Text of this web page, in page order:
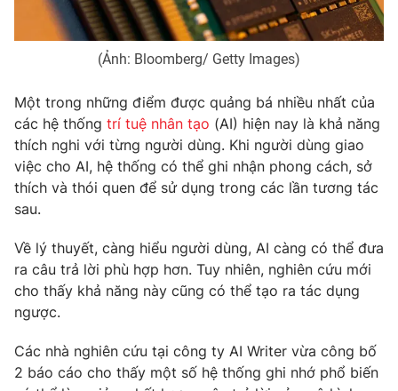
Giải sao mai
Làm đẹp
Chất lượng cuộc sống
Giáo dục
Tuyển sinh
Hitech Công nghệ tương lai
Sản phẩm
Thị trường
Tư vấn
Giao lưu trực tuyến
Lịch phát sóng
Emagazine Podcast
Photo
Video Shorts video
(Ảnh: Bloomberg/ Getty Images)
Một trong những điểm được quảng bá nhiều nhất của
các hệ thống trí tuệ nhân tạo (AI) hiện nay là khả năng
thích nghi với từng người dùng. Khi người dùng giao
việc cho AI, hệ thống có thể ghi nhận phong cách, sở
thích và thói quen để sử dụng trong các lần tương tác
sau.
Về lý thuyết, càng hiểu người dùng, AI càng có thể đưa
ra câu trả lời phù hợp hơn. Tuy nhiên, nghiên cứu mới
cho thấy khả năng này cũng có thể tạo ra tác dụng
ngược.
Các nhà nghiên cứu tại công ty AI Writer vừa công bố
2 báo cáo cho thấy một số hệ thống ghi nhớ phổ biến